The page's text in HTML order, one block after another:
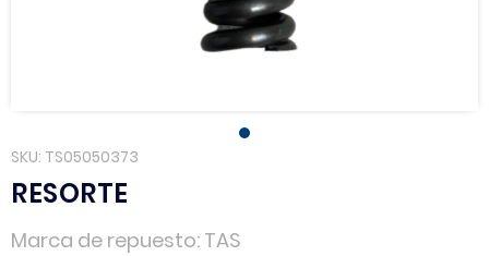
SKU TS05050373
RESORTE
Marca de repuesto TAS